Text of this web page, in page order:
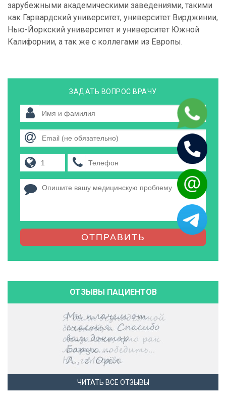
зарубежными академическими заведениями, такими
как Гарвардский университет, университет Вирджинии,
Нью-Йоркский университет и университет Южной
Калифорнии, а так же с коллегами из Европы.
ЗАДАТЬ ВОПРОС ВРАЧУ
ОТПРАВИТЬ
ОТЗЫВЫ ПАЦИЕНТОВ
ЧИТАТЬ ВСЕ ОТЗЫВЫ